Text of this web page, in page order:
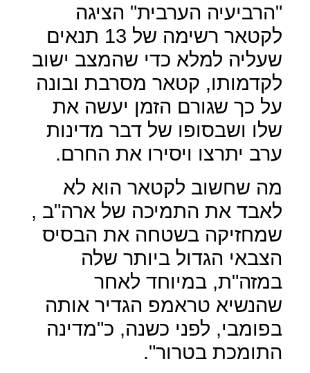
"הרביעיה הערבית" הציגה
לקטאר רשימה של 13 תנאים
שעליה למלא כדי שהמצב ישוב
לקדמותו, קטאר מסרבת ובונה
על כך שגורם הזמן יעשה את
שלו ושבסופו של דבר מדינות
ערב יתרצו ויסירו את החרם.
מה שחשוב לקטאר הוא לא
לאבד את התמיכה של ארה"ב ,
שמחזיקה בשטחה את הבסיס
הצבאי הגדול ביותר שלה
במזה"ת, במיוחד לאחר
שהנשיא טראמפ הגדיר אותה
בפומבי, לפני כשנה, כ"מדינה
התומכת בטרור".